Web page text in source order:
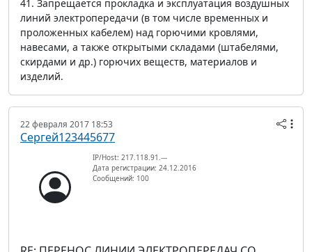
41. Запрещается прокладка и эксплуатация воздушных
линий электропередачи (в том числе временных и
проложенных кабелем) над горючими кровлями,
навесами, а также открытыми складами (штабелями,
скирдами и др.) горючих веществ, материалов и
изделий.
22 февраля 2017 18:53
Сергей123445677
IP/Host: 217.118.91.---
Дата регистрации: 24.12.2016
Сообщений: 100